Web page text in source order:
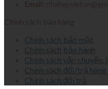
Chính sách bảo mật
Chính sách bảo hành
Chính sách vận chuyển,
Chính sách đổi/trả
Chính sách đổi trả